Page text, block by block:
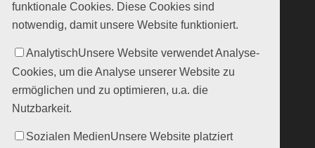
funktionale Cookies. Diese Cookies sind
notwendig, damit unsere Website funktioniert.
AnalytischUnsere Website verwendet Analyse-
Cookies, um die Analyse unserer Website zu
ermöglichen und zu optimieren, u.a. die
Nutzbarkeit.
Sozialen MedienUnsere Website platziert